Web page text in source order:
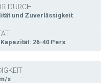
DURCH
und Zuverlässigkeit
26-40 Pers
s